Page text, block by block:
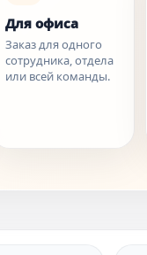
Для офиса
Заказ для одного
сотрудника, отдела
или всей команды.